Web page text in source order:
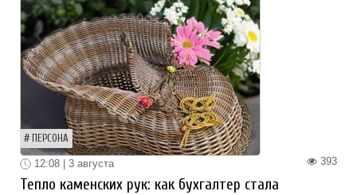
ПЕРСОНА
393
12:08 | 3 августа
Тепло каменских рук: как бухгалтер стала